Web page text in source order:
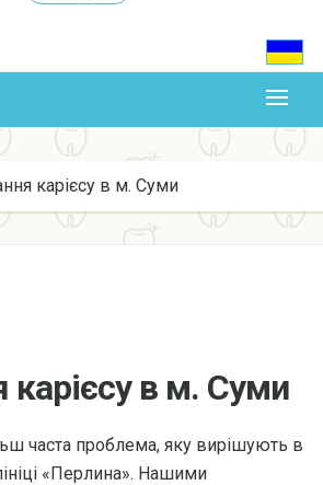
карієсу в м. Суми
карієсу в м. Суми
часта проблема, яку вирішують в
«Перлина». Нашими